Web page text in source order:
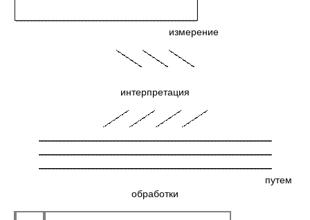
измерение
интерпретация
путем
обработки